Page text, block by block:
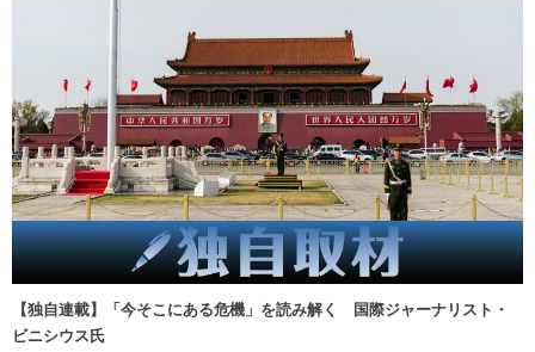
【独自連載】「今そこにある危機」を読み解く 国際ジャーナリスト・
ビニシウス氏